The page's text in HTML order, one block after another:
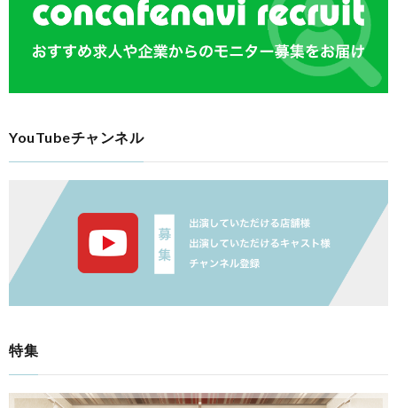
YouTubeチャンネル
特集